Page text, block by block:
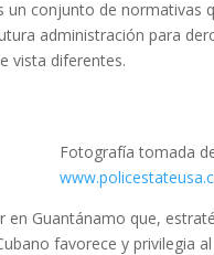
conjunto de normativas
administración para
vista diferentes.
Fotografía tomada
Guantánamo que,
favorece y privilegia